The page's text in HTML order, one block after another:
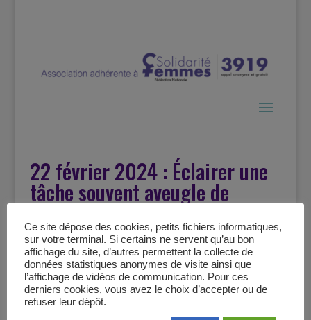
22 février 2024 : Éclairer une
tâche souvent aveugle de
l’Histoire de France.
mars 2024
Coup de cœur du samedi : Olympe de
Gouges – L’égalité universelle.
Ce site dépose des cookies, petits fichiers informatiques,
sur votre terminal. Si certains ne servent qu’au bon
affichage du site, d’autres permettent la collecte de
données statistiques anonymes de visite ainsi que
l’affichage de vidéos de communication. Pour ces
derniers cookies, vous avez le choix d’accepter ou de
refuser leur dépôt.